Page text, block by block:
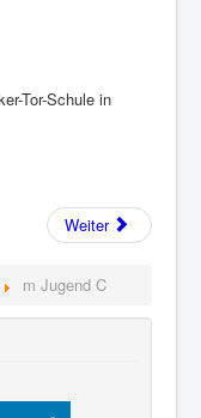
Tor-Schule in
Weiter
m Jugend C